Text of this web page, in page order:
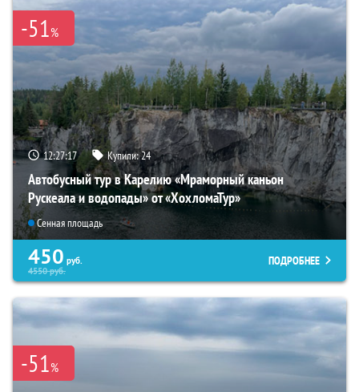
-51%
12:27:16 Купили:24
Автобусный тур в Карелию «Мраморный каньон
Рускеала и водопады» от «ХохломаТур»
Сенная площадь
450 руб.
4550руб.
ПОДРОБНЕЕ
-51%